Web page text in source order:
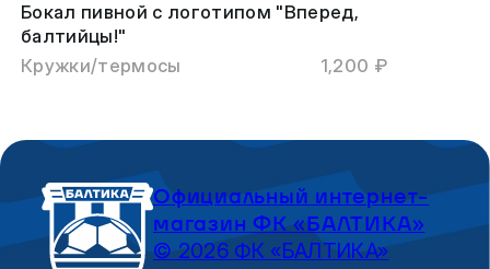
Бокал пивной с логотипом "Вперед,
балтийцы!"
Кружки/термосы
1,200 ₽
Официальный интернет-
магазин ФК «БАЛТИКА»
© 2026 ФК «БАЛТИКА»